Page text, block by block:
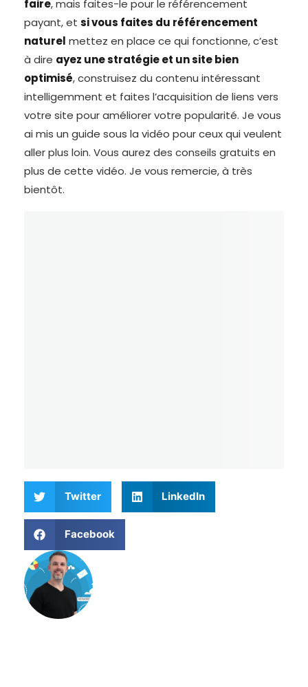
faire, mais faites-le pour le référencement
payant, et si vous faites du référencement
naturel mettez en place ce qui fonctionne, c’est
à dire ayez une stratégie et un site bien
optimisé, construisez du contenu intéressant
intelligemment et faites l’acquisition de liens vers
votre site pour améliorer votre popularité. Je vous
ai mis un guide sous la vidéo pour ceux qui veulent
aller plus loin. Vous aurez des conseils gratuits en
plus de cette vidéo. Je vous remercie, à très
bientôt.
Twitter LinkedIn
Facebook